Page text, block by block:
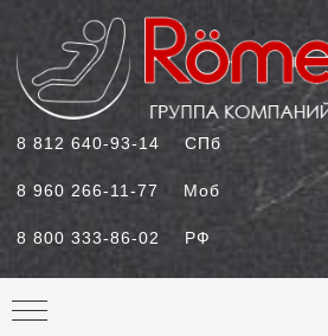
8 812 640-93-14 СПб
8 960 266-11-77 Моб
8 800 333-86-02 РФ